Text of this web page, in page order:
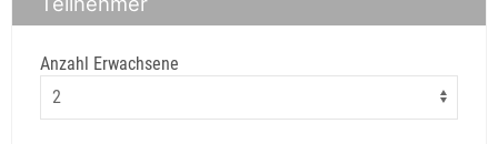
Anzahl Erwachsene